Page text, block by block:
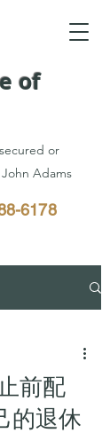
of
or
Adams
6178
前配
的退休